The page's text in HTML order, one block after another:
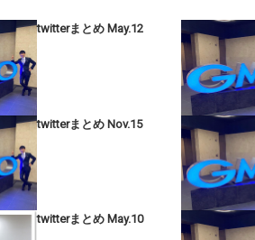
twitterまとめ May.12
twitterまとめ Nov.15
twitterまとめ May.10